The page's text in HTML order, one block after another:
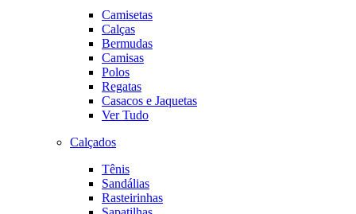
Camisetas
Calças
Bermudas
Camisas
Polos
Regatas
Casacos e Jaquetas
Ver Tudo
Calçados
Tênis
Sandálias
Rasteirinhas